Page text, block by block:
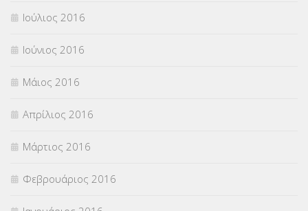
Ιούλιος 2016
Ιούνιος 2016
Μάιος 2016
Απρίλιος 2016
Μάρτιος 2016
Φεβρουάριος 2016